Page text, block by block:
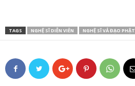
TAGS NGHỆ SĨ DIỄN VIÊN NGHỆ SĨ VẢ ĐẠO PHẬT